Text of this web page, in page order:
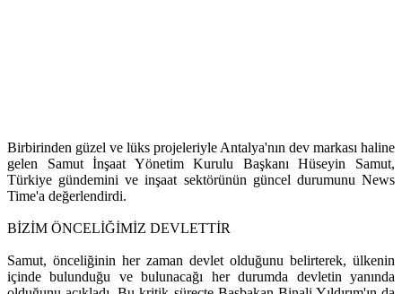
Birbirinden güzel ve lüks projeleriyle Antalya'nın dev markası haline
gelen Samut İnşaat Yönetim Kurulu Başkanı Hüseyin Samut,
Türkiye gündemini ve inşaat sektörünün güncel durumunu News
Time'a değerlendirdi.
BİZİM ÖNCELİĞİMİZ DEVLETTİR
Samut, önceliğinin her zaman devlet olduğunu belirterek, ülkenin
içinde bulunduğu ve bulunacağı her durumda devletin yanında